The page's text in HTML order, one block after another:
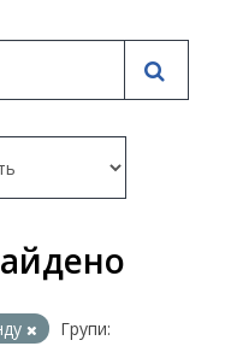
Групи: